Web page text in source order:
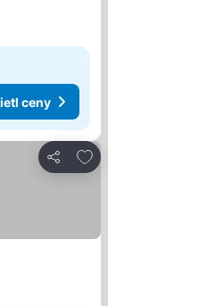
ceny
Udostępnij
Dodaj do ulubionych